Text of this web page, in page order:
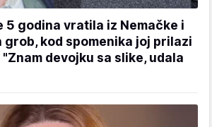
5 godina vratila iz Nemačke i
kod spomenika joj prilazi
devojku sa slike, udala